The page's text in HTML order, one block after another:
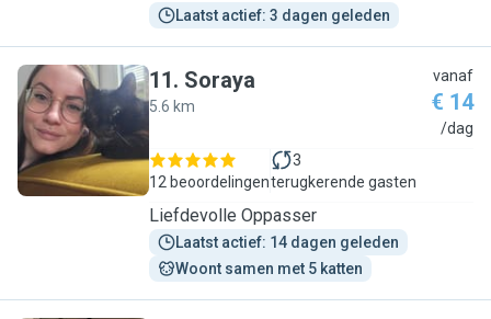
Laatst actief: 3 dagen geleden
S
11. Soraya
5.6 km
vanaf
€ 14
/dag
12 beoordelingen
3
terugkerende gasten
Liefdevolle Oppasser
Laatst actief: 14 dagen geleden
Woont samen met 5 katten